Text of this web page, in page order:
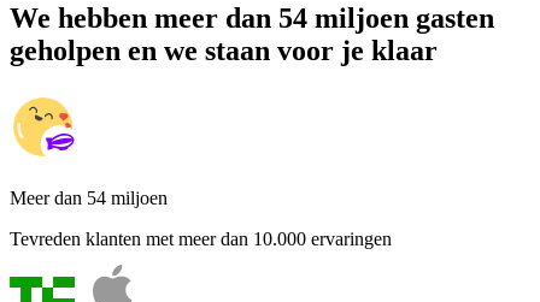
We hebben meer dan 54 miljoen gasten
geholpen en we staan voor je klaar
Meer dan 54 miljoen
Tevreden klanten met meer dan 10.000 ervaringen